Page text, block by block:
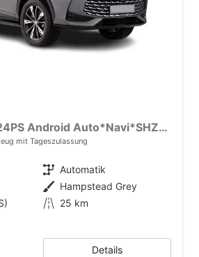
Luxury HEV+ 224PS Android Auto*Navi*SHZ*360° Kamera*Keyless*Leder*E-Heck/PDC v/h*
mit Tageszulassung
Getriebe Automatik
Außenfarbe Hampstead Grey
Kilometerstand 25 km
Details